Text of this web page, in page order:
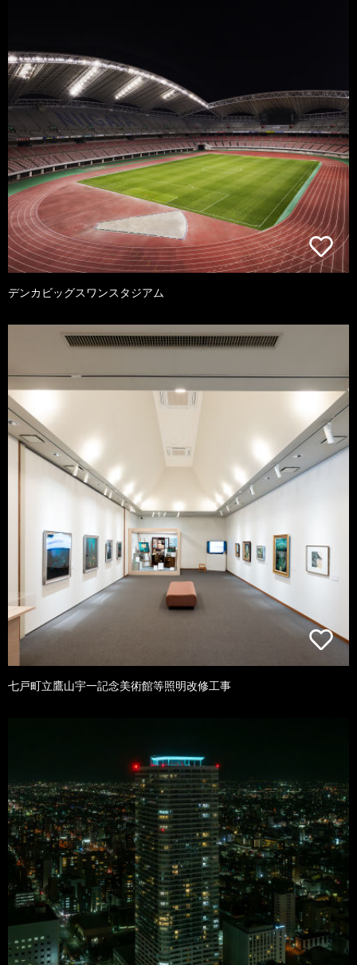
デンカビッグスワンスタジアム
七戸町立鷹山宇一記念美術館等照明改修工事